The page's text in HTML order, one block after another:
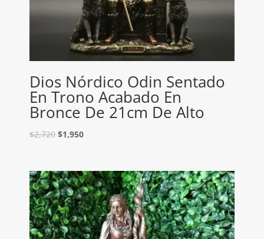
Dios Nórdico Odin Sentado
En Trono Acabado En
Bronce De 21cm De Alto
$2,720 $1,950